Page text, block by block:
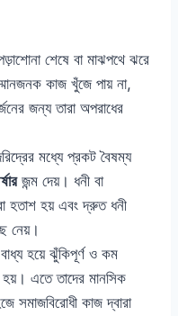
শেষে বা মাঝপথে ঝরে
কাজ খুঁজে পায় না,
জন্য তারা অপরাধের
মধ্যে প্রকট বৈষম্য
জন্ম দেয়। ধনী বা
হতাশ হয় এবং দ্রুত ধনী
নেয়।
হয়ে ঝুঁকিপূর্ণ ও কম
হয়। এতে তাদের মানসিক
সমাজবিরোধী কাজ দ্বারা